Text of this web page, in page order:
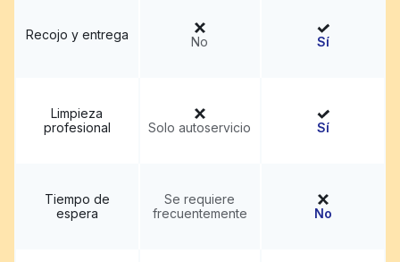
Recojo y entrega No Sí
Limpieza
profesional
Solo autoservicio Sí
Tiempo de
espera
Se requiere
frecuentemente
No